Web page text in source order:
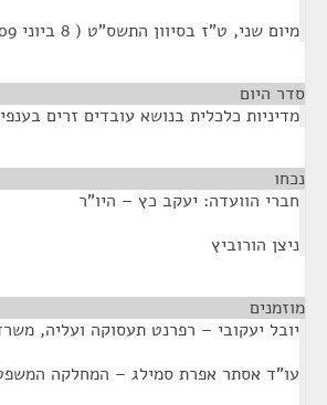
מיום שני, ט"ז בסיוון התשס"ט ( 8 ביוני 2009), שעה: 09:00
סדר היום
מדיניות כלכלית בנושא עובדים זרים
נכחו
חברי הוועדה: יעקב כץ – היו"ר
ניצן הורוביץ
מוזמנים
יובל יעקובי – רפרנט תעסוקה ועליה,
עו"ד אסתר אפרת סמילג – המחלקה